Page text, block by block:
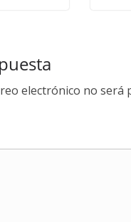
electrónico no será